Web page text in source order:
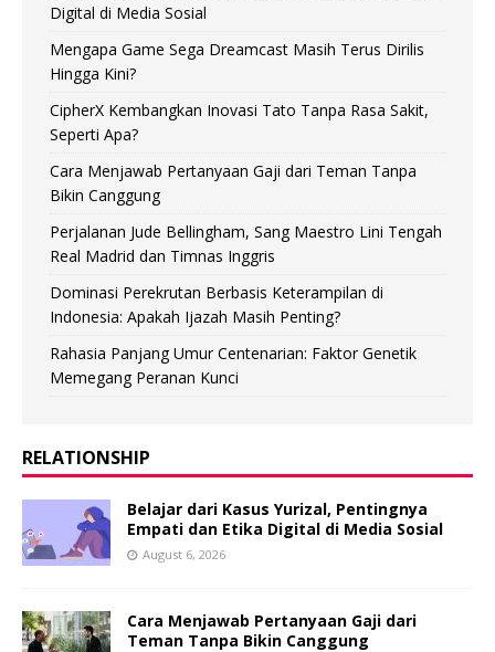
Digital di Media Sosial
Mengapa Game Sega Dreamcast Masih Terus Dirilis
Hingga Kini?
CipherX Kembangkan Inovasi Tato Tanpa Rasa Sakit,
Seperti Apa?
Cara Menjawab Pertanyaan Gaji dari Teman Tanpa
Bikin Canggung
Perjalanan Jude Bellingham, Sang Maestro Lini Tengah
Real Madrid dan Timnas Inggris
Dominasi Perekrutan Berbasis Keterampilan di
Indonesia: Apakah Ijazah Masih Penting?
Rahasia Panjang Umur Centenarian: Faktor Genetik
Memegang Peranan Kunci
RELATIONSHIP
Belajar dari Kasus Yurizal, Pentingnya
Empati dan Etika Digital di Media Sosial
August 6, 2026
Cara Menjawab Pertanyaan Gaji dari
Teman Tanpa Bikin Canggung